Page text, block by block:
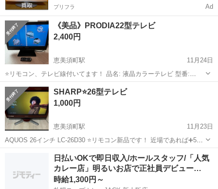
プリフラ Ad
《美品》PRODIA22型テレビ
2,400円
恵美須町駅
11月24日
⭐️リモコン、テレビ線付いてます！ 品名: 液晶カラーテレビ 型番:
PRD-LA103-22B-E 受信機型サイズ: 22V型 製造年: 2010年製 定格消費
電力: 47W ※近くでしたら配送いたしますのでご相談ください🚚
大阪 大阪市 恵美須町駅 テレビ
SHARP⭐️26型テレビ
1,000円
恵美須町駅
11月23日
AQUOS 26インチ LC-26D30 ⭐️リモコン新品です！ 近場であれば➕500
円で配送も承ります！ セット売りなどもご相談のりますのでお問い合
大阪市 恵美須町駅 テレビ
日払いOKで即日収入/ホールスタッフ/「人気
カレー店」明るいお店で正社員デビュー…
時給1,300円～